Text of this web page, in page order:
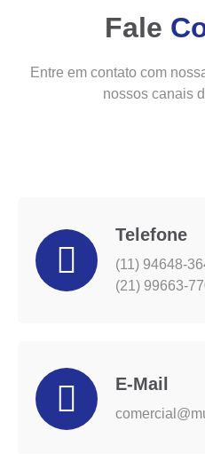
Fale
Entre em contato com
nossos canais
Telefone
(11) 94648-
(21) 99663-
E-Mail